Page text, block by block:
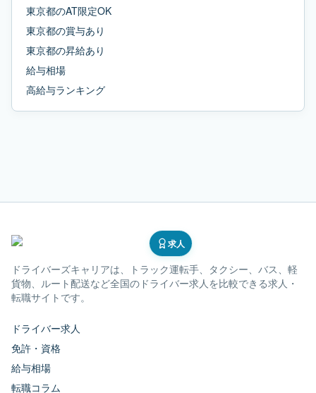
東京都のAT限定OK
東京都の賞与あり
東京都の昇給あり
給与相場
高給与ランキング
求人
ドライバーズキャリアは、トラック運転手、タクシー、バス、軽
貨物、ルート配送など全国のドライバー求人を比較できる求人・
転職サイトです。
ドライバー求人
免許・資格
給与相場
転職コラム